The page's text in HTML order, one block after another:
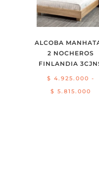
ALCOBA
2 NOCHEROS
FINLANDIA
$ 4.925.000 -
$ 5.815.000